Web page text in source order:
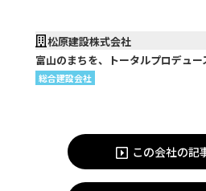
松原建設株式会社
富山のまちを、トータルプロデュー
総合建設会社
この会社の記